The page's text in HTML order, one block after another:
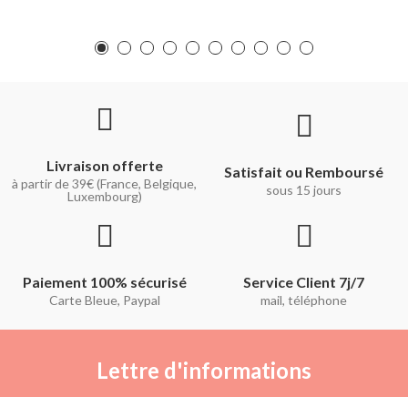
Livraison offerte
à partir de 39€ (France, Belgique,
Luxembourg)
Satisfait ou Remboursé
sous 15 jours
Paiement 100% sécurisé
Carte Bleue, Paypal
Service Client 7j/7
mail, téléphone
Lettre d'informations